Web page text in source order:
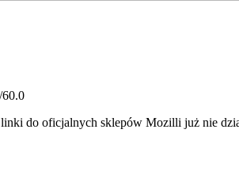
do oficjalnych sklepów Mozilli już nie